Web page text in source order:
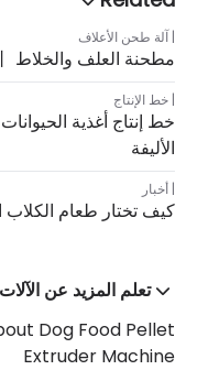
آلة طحن الأعلاف
مطحنة العلف والخلاط 丨آلة خلط أعلاف الدواجن
خط الإنتاج
خط إنتاج أغذية
الأليفة
أخبار
كيف تختار طعام الكلاب
تعلم المزيد عن الآلات
Dog Food Pellet
Extruder Machine